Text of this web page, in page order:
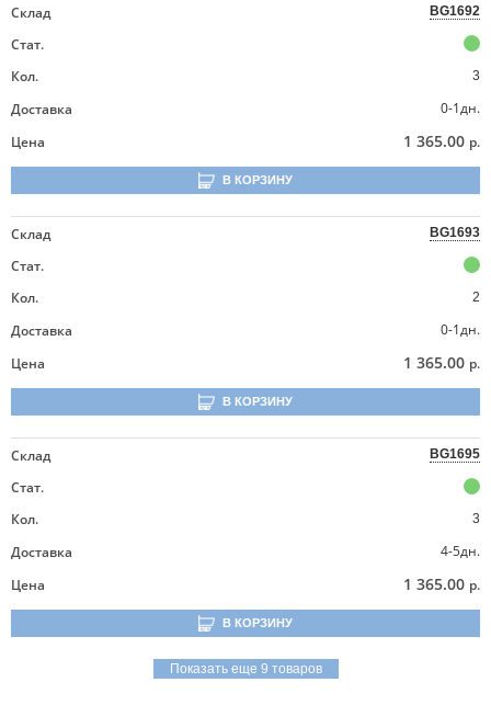
Склад BG1692
Стат.
Кол.
3
Доставка
0-1дн.
Цена
1 365.00 р.
В КОРЗИНУ
Склад BG1693
Стат.
Кол.
2
Доставка
0-1дн.
Цена
1 365.00 р.
В КОРЗИНУ
Склад BG1695
Стат.
Кол.
3
Доставка
4-5дн.
Цена
1 365.00 р.
В КОРЗИНУ
Показать еще 9 товаров